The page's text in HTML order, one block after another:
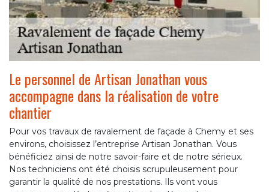
Le personnel de Artisan Jonathan vous
accompagne dans la réalisation de votre
chantier
Pour vos travaux de ravalement de façade à Chemy et ses
environs, choisissez l’entreprise Artisan Jonathan. Vous
bénéficiez ainsi de notre savoir-faire et de notre sérieux.
Nos techniciens ont été choisis scrupuleusement pour
garantir la qualité de nos prestations. Ils vont vous